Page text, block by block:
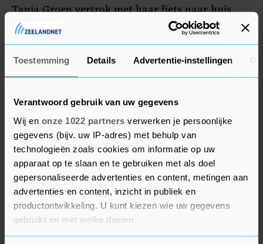
Toestemming Details Advertentie-instellingen
Verantwoord gebruik van uw gegevens
Wij en onze 1022 partners verwerken je persoonlijke
gegevens (bijv. uw IP-adres) met behulp van
technologieën zoals cookies om informatie op uw
apparaat op te slaan en te gebruiken met als doel
gepersonaliseerde advertenties en content, metingen aan
advertenties en content, inzicht in publiek en
productontwikkeling. U kunt kiezen wie uw gegevens
gebruikt en met welke doelen.
Tanja Groen vertrok met haar fiets naar huis
van een feestje van een Maastrichtse
studentenvereniging. Sindsdien is ze spoorloos.
Meerdere zoekacties bleven door de jaren heen
zonder resultaat.